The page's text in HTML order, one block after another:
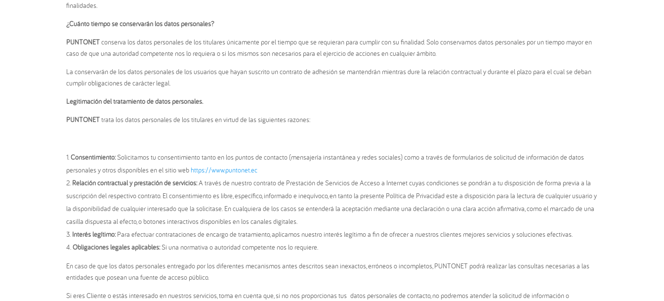
finalidades.
¿Cuánto tiempo se conservarán los datos personales?
PUNTONETconserva los datos personales de los titulares únicamente por el tiempo que se requieran para cumplir con su finalidad. Solo conservamos datos personales por un tiempo mayor en
caso de que una autoridad competente nos lo requiera o si los mismos son necesarios para el ejercicio de acciones en cualquier ámbito.
La conservarán de los datos personales de los usuarios que hayan suscrito un contrato de adhesión se mantendrán mientras dure la relación contractual y durante el plazo para el cual se deban
cumplir obligaciones de carácter legal.
Legitimación del tratamiento de datos personales.
PUNTONETtrata los datos personales de los titulares en virtud de las siguientes razones:
Consentimiento:Solicitamos tu consentimiento tanto en los puntos de contacto (mensajería instantánea y redes sociales) como a través de formularios de solicitud de información de datos
personales y otros disponibles en el sitio web https://www.puntonet.ec
Relación contractual y prestación de servicios:A través de nuestro contrato de Prestación de Servicios de Acceso a Internet cuyas condiciones se pondrán a tu disposición de forma previa a la
suscripción del respectivo contrato. El consentimiento es libre, específico, informado e inequívoco, en tanto la presente Política de Privacidad este a disposición para la lectura de cualquier usuario y
la disponibilidad de cualquier interesado que la solicitase. En cualquiera de los casos se entenderá la aceptación mediante una declaración o una clara acción afirmativa, como el marcado de una
casilla dispuesta al efecto, o botones interactivos disponibles en los canales digitales.
Interés legítimo:Para efectuar contrataciones de encargo de tratamiento, aplicamos nuestro interés legítimo a fin de ofrecer a nuestros clientes mejores servicios y soluciones efectivas.
Obligaciones legales aplicables:Si una normativa o autoridad competente nos lo requiere.
En caso de que los datos personales entregado por los diferentes mecanismos antes descritos sean inexactos, erróneos o incompletos, PUNTONET podrá realizar las consultas necesarias a las
entidades que posean una fuente de acceso público.
Si eres Cliente o estás interesado en nuestros servicios, toma en cuenta que, si no nos proporcionas tus datos personales de contacto, no podremos atender la solicitud de información o